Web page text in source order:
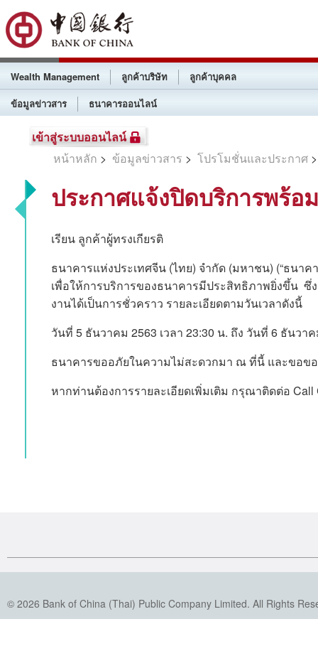
Wealth Management ลูกค้าบริษัท
ลูกค้าบุคคล
ข้อมูลข่าวสาร
ธนาคารออนไลน์
เข้าสู่ระบบออนไลน์
หน้าหลัก > ข้อมูลข่าวสาร > โปรโมชั่นและประกาศ
ประกาศแจ้งปิดบริการพร้อ
เรียน ลูกค้าผู้ทรงเกียรติ
ธนาคารแห่งประเทศจีน (ไทย) จำกัด (มหาชน) (“ธนา
เพื่อให้การบริการของธนาคารมีประสิทธิภาพยิ่งขึ้น ซึ่
งานได้เป็นการชั่วคราว รายละเอียดตามวันเวลาดังนี้
วันที่ 5 ธันวาคม 2563 เวลา 23:30 น. ถึง วันที่ 6 ธันวาค
ธนาคารขออภัยในความไม่สะดวกมา ณ ที่นี้ และขอข
หากท่านต้องการรายละเอียดเพิ่มเติม กรุณาติดต่อ Call
© 2026 Bank of China (Thai) Public Company Limited. All Rights